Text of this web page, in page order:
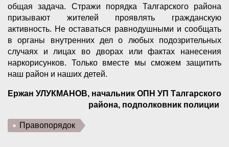
общая задача. Стражи порядка Талгарского района
призывают жителей проявлять гражданскую
активность. Не оставаться равнодушными и сообщать
в органы внутренних дел о любых подозрительных
случаях и лицах во дворах или фактах нанесения
наркорисунков. Только вместе мы сможем защитить
наш район и наших детей.
Ержан УЛУКМАНОВ, начальник ОПН УП Талгарского
района, подполковник полиции
Правопорядок